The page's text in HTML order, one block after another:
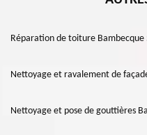
Réparation de toiture Bambecque
Nettoyage et ravalement de
Nettoyage et pose de gouttières